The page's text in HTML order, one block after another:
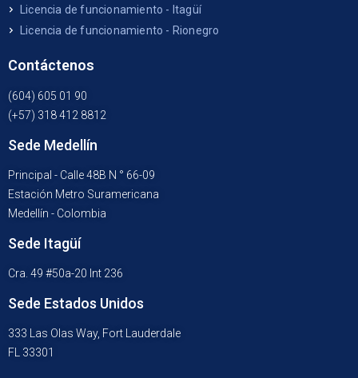
Licencia de funcionamiento - Itagüí
Licencia de funcionamiento - Rionegro
Contáctenos
(604) 605 01 90
(+57) 318 412 8812
Sede Medellín
Principal - Calle 48B N ° 66-09
Estación Metro Suramericana
Medellín - Colombia
Sede Itagüí
Cra. 49 #50a-20 Int 236
Sede Estados Unidos
333 Las Olas Way, Fort Lauderdale
FL 33301